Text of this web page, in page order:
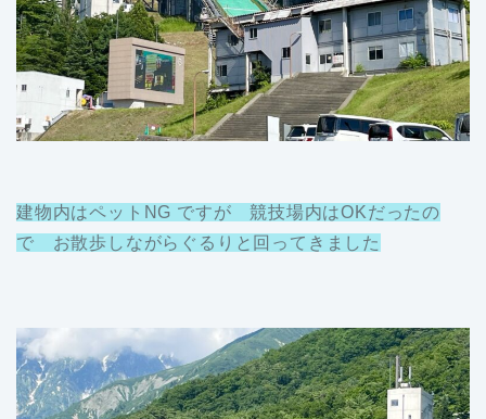
建物内はペットNG ですが 競技場内はOKだったの
で お散歩しながらぐるりと回ってきました